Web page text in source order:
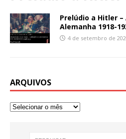
Prelúdio a Hitler
Alemanha 1918-
4 de setembro de
ARQUIVOS